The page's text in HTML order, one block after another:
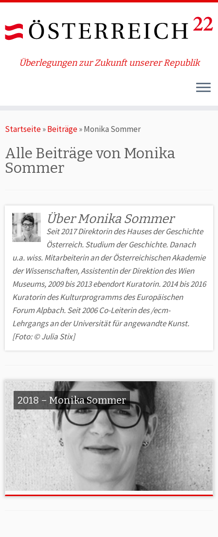
Inhalt
Überlegungen zur Zukunft unserer Republik
Startseite»Beiträge»Monika Sommer
Alle Beiträge von Monika
Sommer
Über Monika Sommer
Seit 2017 Direktorin des Hauses der Geschichte
Österreich. Studium der Geschichte. Danach
u.a. wiss. Mitarbeiterin an der Österreichischen Akademie
der Wissenschaften, Assistentin der Direktion des Wien
Museums, 2009 bis 2013 ebendort Kuratorin. 2014 bis 2016
Kuratorin des Kulturprogramms des Europäischen
Forum Alpbach. Seit 2006 Co-Leiterin des /ecm-
Lehrgangs an der Universität für angewandte Kunst.
[Foto: © Julia Stix]
2018 – Monika Sommer